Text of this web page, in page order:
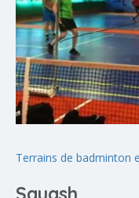
Terrains de badminton